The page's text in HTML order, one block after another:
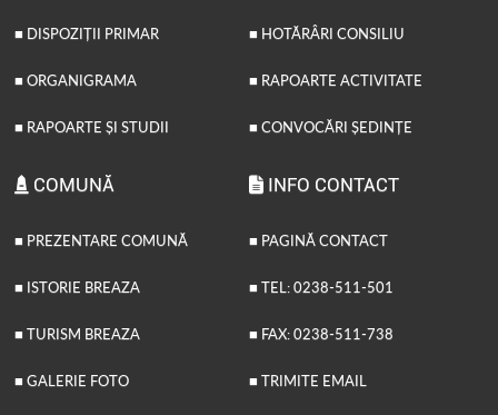
■ DISPOZIȚII PRIMAR
■ ORGANIGRAMA
■ RAPOARTE ȘI STUDII
■ HOTĂRÂRI CONSILIU
■ RAPOARTE ACTIVITATE
■ CONVOCĂRI ȘEDINȚE
COMUNĂ
■ PREZENTARE COMUNĂ
■ ISTORIE BREAZA
■ TURISM BREAZA
■ GALERIE FOTO
INFO CONTACT
■ PAGINĂ CONTACT
■ TEL: 0238-511-501
■ FAX: 0238-511-738
■ TRIMITE EMAIL